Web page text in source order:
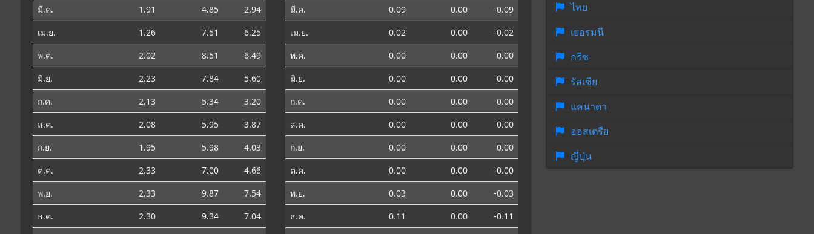
มี.ค.
1.91 4.85
2.94
เม.ย.
1.26 7.51
6.25
พ.ค.
2.02 8.51
6.49
มิ.ย.
2.23 7.84
5.60
ก.ค.
2.13 5.34
3.20
ส.ค.
2.08 5.95
3.87
ก.ย.
1.95 5.98
4.03
ต.ค.
2.33 7.00
4.66
พ.ย.
2.33 9.87
7.54
ธ.ค.
2.30 9.34
7.04
มี.ค.
0.09 0.00
-0.09
เม.ย.
0.02 0.00
-0.02
พ.ค.
0.00 0.00
0.00
มิ.ย.
0.00 0.00
0.00
ก.ค.
0.00 0.00
0.00
ส.ค.
0.00 0.00
0.00
ก.ย.
0.00 0.00
0.00
ต.ค.
0.00 0.00
-0.00
พ.ย.
0.03 0.00
-0.03
ธ.ค.
0.11 0.00
-0.11
ไทย
เยอรมนี
กรีซ
รัสเซีย
แคนาดา
ออสเตรีย
ญี่ปุ่น